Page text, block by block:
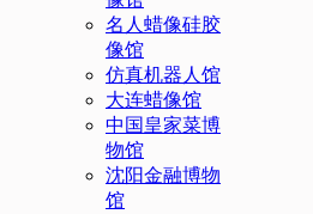
名人蜡像硅胶
像馆
仿真机器人馆
大连蜡像馆
中国皇家菜博
物馆
沈阳金融博物
馆